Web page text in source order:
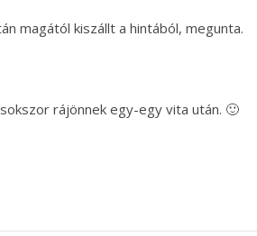
magától kiszállt a hintából, megunta.
rájönnek egy-egy vita után. 🙂